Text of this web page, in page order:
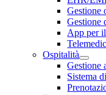
Gestione
Gestione
App per
Ospitalità
Gestione
Sistema